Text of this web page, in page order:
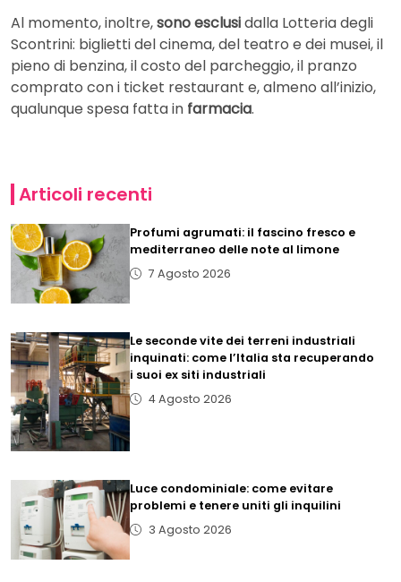
Al momento, inoltre,sono esclusidalla Lotteria degli
Scontrini: biglietti del cinema, del teatro e dei musei, il
pieno di benzina, il costo del parcheggio, il pranzo
comprato con i ticket restaurant e, almeno all’inizio,
qualunque spesa fatta in farmacia.
Articoli recenti
Profumi agrumati: il fascino fresco e
mediterraneo delle note al limone
7 Agosto 2026
Le seconde vite dei terreni industriali
inquinati: come l’Italia sta recuperando
i suoi ex siti industriali
4 Agosto 2026
Luce condominiale: come evitare
problemi e tenere uniti gli inquilini
3 Agosto 2026